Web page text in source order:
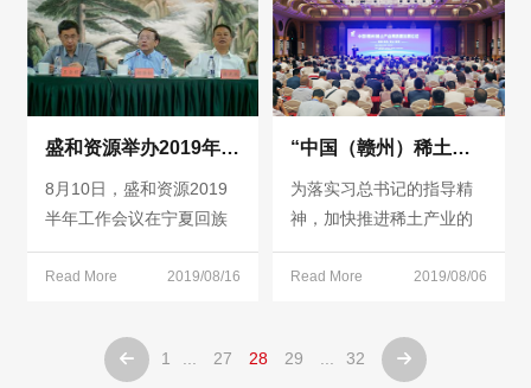
盛和稀土股份有限公司。
盛和资源董事兼乐山盛和
董事长曾明、盛和资源董
事兼乐山盛和总经理王晓
晖、盛和资源董事会秘书
华实业董事长王峰、总经
理袁鹰、副总经理袁航接
待了盛和资源一行。袁鹰
对盛和资源的来访表示欢
迎，袁航介绍了丰华实业
了其下属企业丰华生物科
技有限公司的情况。胡泽
松对丰华实业的接待表示
感谢，并充分肯定了双方
一行参观了丰华生物科技
有限公司氯化亚砜项目的
盛和资源举办2019年半年工作会
8月10日，盛和资源2019
半年工作会议在宁夏回族
自治区银川市举行。董事
长兼总经理胡泽松主持会
Read More 2019/08/16
“中国（赣州）稀土产业高质量发展论坛”在赣州举办
为落实习总书记的指导精
神，加快推进稀土产业的
高质量发展，“中国（赣
州）稀土产业高质量发展
州锦江国际大酒店隆重举
行。本次会议以“创新、绿
Read More 2019/08/06
 1 ... 27 28 29 ... 32 